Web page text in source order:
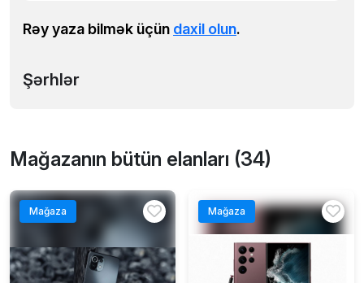
Rəy yaza bilmək üçün daxil olun.
Şərhlər
Mağazanın bütün elanları (34)
Mağaza Mağaza